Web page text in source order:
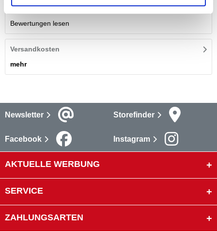
Bewertungen lesen
Versandkosten
mehr
Newsletter Storefinder
Facebook Instagram
AKTUELLE WERBUNG
SERVICE
ZAHLUNGSARTEN